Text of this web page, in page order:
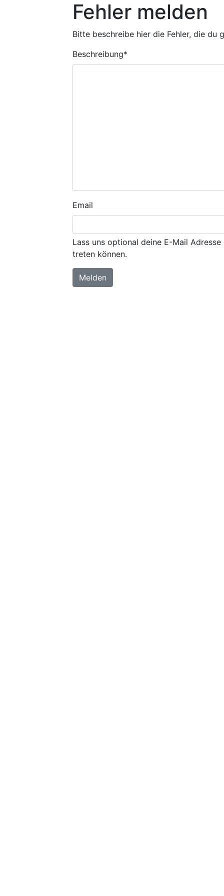
Fehler melden
Bitte beschreibe hier die Fehler, die du
Beschreibung*
Email
Lass uns optional deine E-Mail
treten können.
Melden